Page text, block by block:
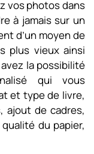
vos photos dans
à jamais sur un
d’un moyen de
plus vieux ainsi
la possibilité
qui vous
et type de livre,
ajout de cadres,
du papier,